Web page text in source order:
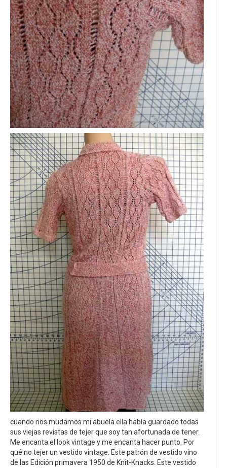
cuando nos mudamos mi abuela ella había guardado todas
sus viejas revistas de tejer que soy tan afortunada de tener.
Me encanta el look vintage y me encanta hacer punto. Por
qué no tejer un vestido vintage. Este patrón de vestido vino
de las Edición primavera 1950 de Knit-Knacks. Este vestido